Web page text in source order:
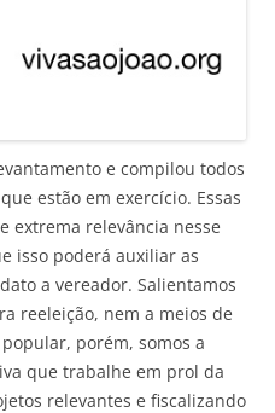
e compilou todos
estão em exercício. Essas
extrema relevância nesse
isso poderá auxiliar as
a vereador. Salientamos
reeleição, nem a meios de
porém, somos a
que trabalhe em prol da
relevantes e fiscalizando